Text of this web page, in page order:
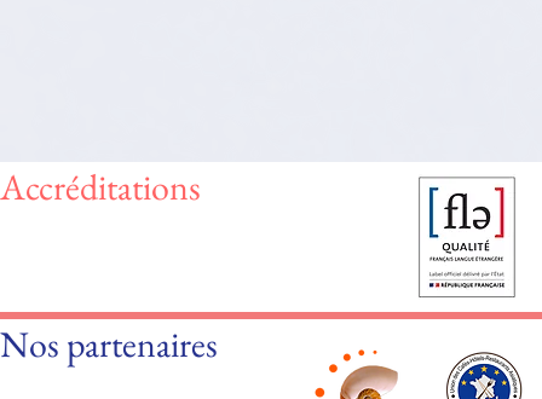
Accréditations
Nos partenaires